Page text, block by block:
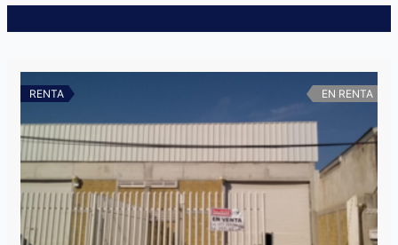
RENTA EN RENTA